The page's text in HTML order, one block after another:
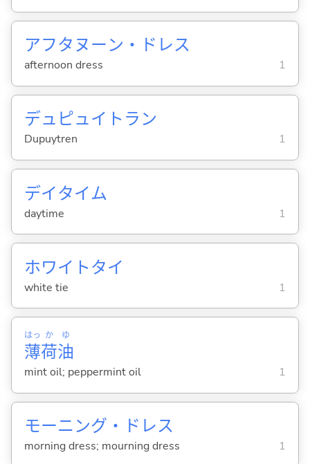
アフタヌーン・ドレス
afternoon dress 1
デュピュイトラン
Dupuytren 1
デイタイム
daytime 1
ホワイトタイ
white tie 1
薄
はっ
荷
か
油
ゆ
mint oil; peppermint oil 1
モーニング・ドレス
morning dress; mourning dress 1